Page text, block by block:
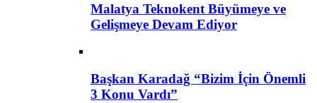
Malatya Teknokent Büyümeye ve
Gelişmeye Devam Ediyor
Başkan Karadağ “Bizim İçin Önemli
3 Konu Vardı”